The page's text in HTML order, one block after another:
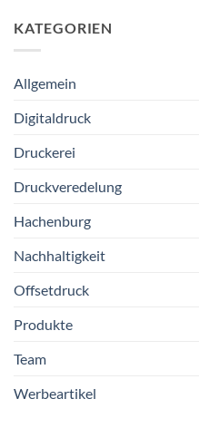
KATEGORIEN
Allgemein
Digitaldruck
Druckerei
Druckveredelung
Hachenburg
Nachhaltigkeit
Offsetdruck
Produkte
Team
Werbeartikel